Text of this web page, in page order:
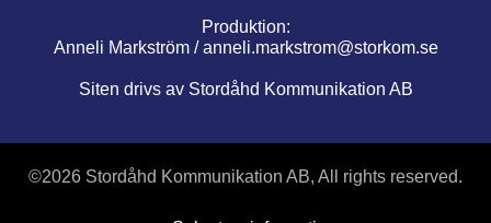
Produktion:
Anneli Markström /anneli.markstrom@storkom.se
Siten drivs av Stordåhd Kommunikation AB
©2026 Stordåhd Kommunikation AB, All rights reserved.